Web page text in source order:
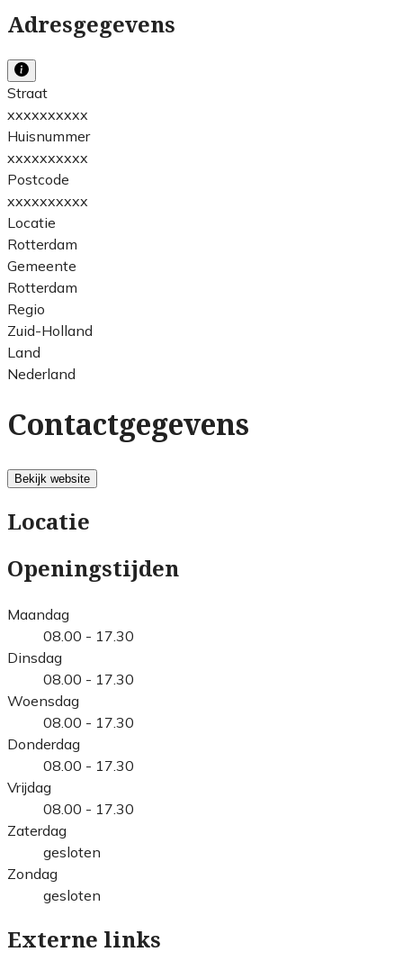
Adresgegevens
Straat
xxxxxxxxxx
Huisnummer
xxxxxxxxxx
Postcode
xxxxxxxxxx
Locatie
Rotterdam
Gemeente
Rotterdam
Regio
Zuid-Holland
Land
Nederland
Contactgegevens
Bekijk website
Locatie
Openingstijden
Maandag
08.00 - 17.30
Dinsdag
08.00 - 17.30
Woensdag
08.00 - 17.30
Donderdag
08.00 - 17.30
Vrijdag
08.00 - 17.30
Zaterdag
gesloten
Zondag
gesloten
Externe links